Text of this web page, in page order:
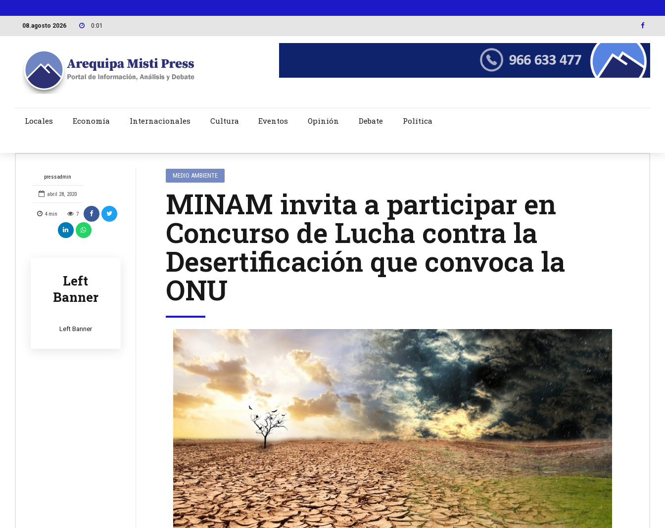
08.agosto 2026 0:01
Locales Economía Internacionales Cultura Eventos Opinión Debate Política
pressadmin
abril 28, 2020
4 min 7
Left
Banner
Left Banner
MEDIO AMBIENTE
MINAM invita a participar en
Concurso de Lucha contra la
Desertificación que convoca la
ONU